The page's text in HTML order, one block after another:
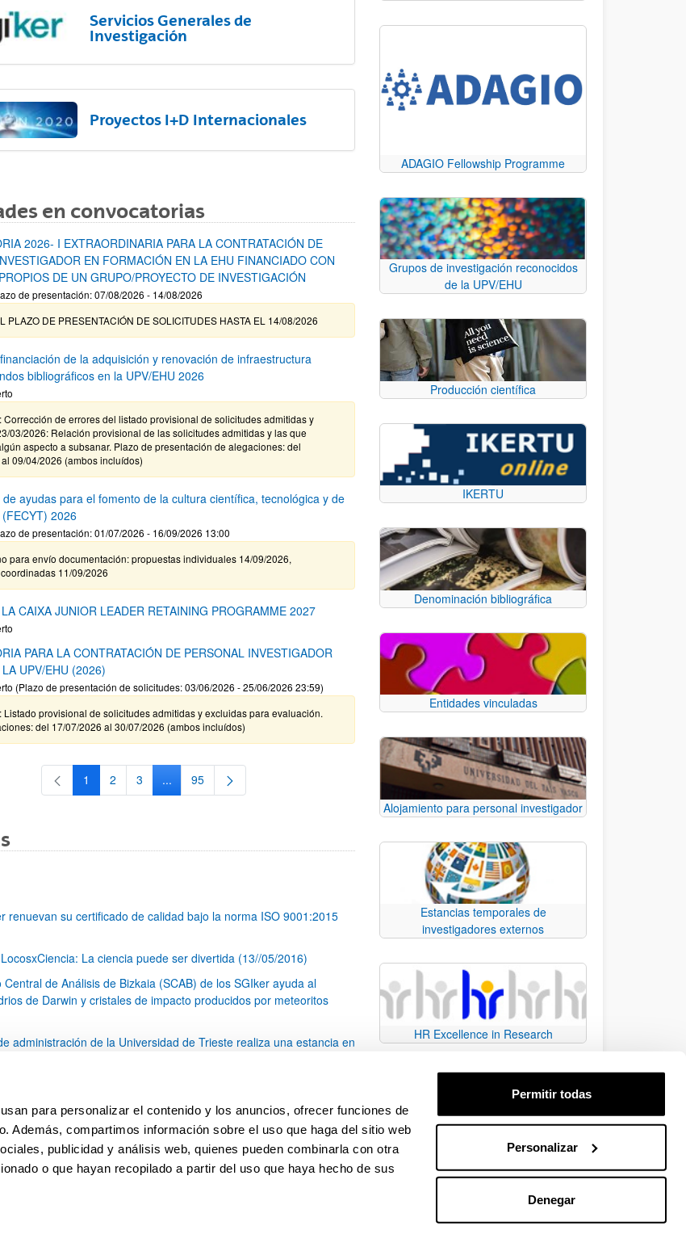
para personalizar el contenido y los anuncios, ofrecer funciones de
Además, compartimos información sobre el uso que haga del sitio web
publicidad y análisis web, quienes pueden combinarla con otra
o que hayan recopilado a partir del uso que haya hecho de sus
Permitir todas
Personalizar
Denegar
Servicios Generales de
Investigación
Proyectos I+D Internacionales
en convocatorias
2026- I EXTRAORDINARIA PARA LA CONTRATACIÓN DE
EN FORMACIÓN EN LA EHU FINANCIADO CON
DE UN GRUPO/PROYECTO DE INVESTIGACIÓN
de presentación: 07/08/2026 - 14/08/2026
PLAZO DE PRESENTACIÓN DE SOLICITUDES HASTA EL 14/08/2026
de la adquisición y renovación de infraestructura
bibliográficos en la UPV/EHU 2026
Corrección de errores del listado provisional de solicitudes admitidas y
03/2026: Relación provisional de las solicitudes admitidas y las que
aspecto a subsanar. Plazo de presentación de alegaciones: del
09/04/2026 (ambos incluídos)
ayudas para el fomento de la cultura científica, tecnológica y de
2026
de presentación: 01/07/2026 - 16/09/2026 13:00
para envío documentación: propuestas individuales 14/09/2026,
11/09/2026
CAIXA JUNIOR LEADER RETAINING PROGRAMME 2027
PARA LA CONTRATACIÓN DE PERSONAL INVESTIGADOR
UPV/EHU (2026)
(Plazo de presentación de solicitudes: 03/06/2026 - 25/06/2026 23:59)
Listado provisional de solicitudes admitidas y excluidas para evaluación.
del 17/07/2026 al 30/07/2026 (ambos incluídos)
Página
1 Página
2 Página
3 ...Páginas intermedias Use TAB para desplazarse.
Página
95
renuevan su certificado de calidad bajo la norma ISO 9001:2015
La ciencia puede ser divertida (13//05/2016)
Central de Análisis de Bizkaia (SCAB) de los SGIker ayuda al
de Darwin y cristales de impacto producidos por meteoritos
administración de la Universidad de Trieste realiza una estancia en
MAKRISI coordinado por la profesora Maribel Arriortua
Página
1 ...Páginas intermedias Use TAB para desplazarse.
Página
26 Página
27 Página
28 ...Páginas intermedias Use TAB para desplazarse.
Página
79
ADAGIO Fellowship Programme
Grupos de investigación reconocidos
de la UPV/EHU
Producción científica
IKERTU
Denominación bibliográfica
Entidades vinculadas
Alojamiento para personal investigador
Estancias temporales de
investigadores externos
HR Excellence in Research